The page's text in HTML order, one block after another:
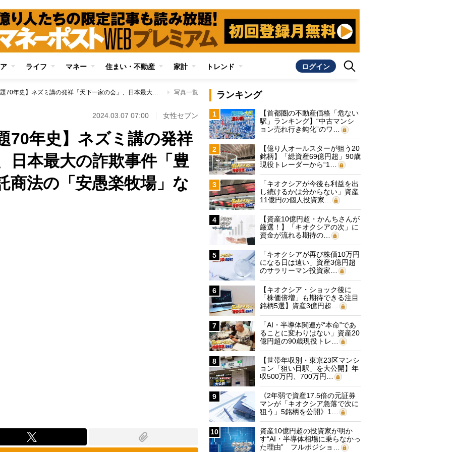
ライフ マネー 住まい・不動産 家計 トレンド ログイン
【日本の消費者問題70年史】ネズミ講の発祥「天下一家の会」、日本最大の詐欺事件「豊田商事」、和牛委託商法の「安愚楽牧場」など 写真一覧
2024.03.07 07:00 女性セブン
70年史】ネズミ講の発祥
日本最大の詐欺事件「豊
商法の「安愚楽牧場」な
ランキング
1
【首都圏の不動産価格「危ない
駅」ランキング】“中古マンシ
ョン売れ行き鈍化”のワ…
2
【億り人オールスターが狙う20
銘柄】「総資産69億円超」90歳
現役トレーダーから“1…
3
「キオクシアが今後も利益を出
し続けるかは分からない」資産
11億円の個人投資家…
4
【資産10億円超・かんちさんが
厳選！】「キオクシアの次」に
資金が流れる期待の…
5
「キオクシアが再び株価10万円
になる日は遠い」資産3億円超
のサラリーマン投資家…
6
【キオクシア・ショック後に
「株価倍増」も期待できる注目
銘柄5選】資産3億円超…
7
「AI・半導体関連が“本命”であ
ることに変わりはない」資産20
億円超の90歳現役トレ…
8
【世帯年収別・東京23区マンシ
ョン「狙い目駅」を大公開】年
収500万円、700万円…
9
《2年弱で資産17.5倍の元証券
マンが「キオクシア急落で次に
狙う」5銘柄を公開》1…
10
資産10億円超の投資家が明か
す“AI・半導体相場に乗らなかっ
た理由” フルポジショ…